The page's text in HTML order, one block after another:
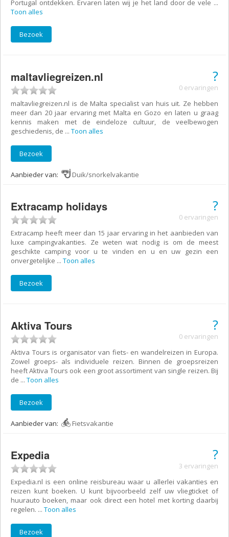
Portugal ontdekken. Ervaren laten wij je het land door de vele ...
Toon alles
Bezoek
?
0 ervaringen
maltavliegreizen.nl
maltavliegreizen.nl is de Malta specialist van huis uit. Ze hebben
meer dan 20 jaar ervaring met Malta en Gozo en laten u graag
kennis maken met de eindeloze cultuur, de veelbewogen
geschiedenis, de ... Toon alles
Bezoek
Aanbieder van: Duik/snorkelvakantie
?
0 ervaringen
Extracamp holidays
Extracamp heeft meer dan 15 jaar ervaring in het aanbieden van
luxe campingvakanties. Ze weten wat nodig is om de meest
geschikte camping voor u te vinden en u en uw gezin een
onvergetelijke ... Toon alles
Bezoek
?
0 ervaringen
Aktiva Tours
Aktiva Tours is organisator van fiets- en wandelreizen in Europa.
Zowel groeps- als individuele reizen. Binnen de groepsreizen
heeft Aktiva Tours ook een groot assortiment van single reizen. Bij
de ... Toon alles
Bezoek
Aanbieder van: Fietsvakantie
?
3 ervaringen
Expedia
Expedia.nl is een online reisbureau waar u allerlei vakanties en
reizen kunt boeken. U kunt bijvoorbeeld zelf uw vliegticket of
huurauto boeken, maar ook direct een hotel met korting daarbij
regelen. ... Toon alles
Bezoek